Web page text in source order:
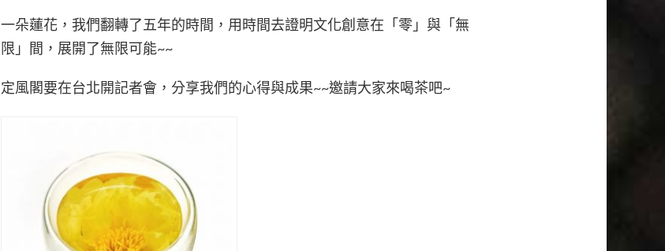
一朵蓮花，我們翻轉了五年的時間，用時間去證明文化創意在「零」與「無
限」間，展開了無限可能~~
定風閣要在台北開記者會，分享我們的心得與成果~~邀請大家來喝茶吧~